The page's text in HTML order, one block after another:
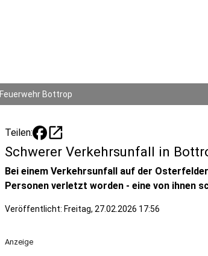
Feuerwehr Bottrop
Teilen: open_in_new
Schwerer Verkehrsunfall in
Bei einem Verkehrsunfall auf der
Personen verletzt worden - eine von ihnen
Veröffentlicht: Freitag, 27.02.2026 17:56
Anzeige